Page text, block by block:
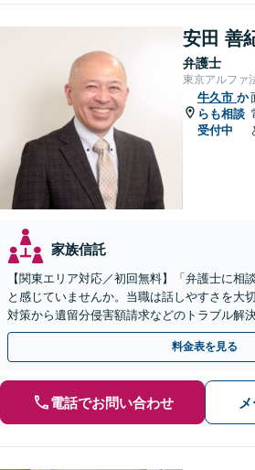
安田 善
弁護士
東京アルファ
牛久市 か
らも相談
受付中
家族信託
【関東エリア対応／初回無料】「弁護士に相
と感じていませんか。当職は話しやすさを大
対策から遺留分侵害額請求などのトラブル解
にお住まいの方もWeb面談で安心してご相談
料金表を見る
電話でお問い合わせ